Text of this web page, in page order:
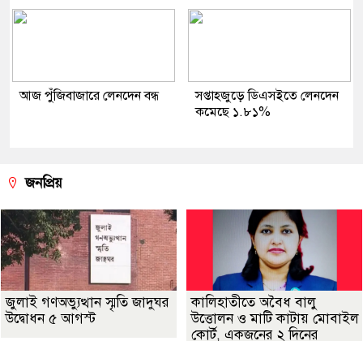
আজ পুঁজিবাজারে লেনদেন বন্ধ
সপ্তাহজুড়ে ডিএসইতে লেনদেন
কমেছে ১.৮১%
জনপ্রিয়
জুলাই গণঅভ্যুত্থান স্মৃতি জাদুঘর
উদ্বোধন ৫ আগস্ট
কালিহাতীতে অবৈধ বালু
উত্তোলন ও মাটি কাটায় মোবাইল
কোর্ট, একজনের ২ দিনের